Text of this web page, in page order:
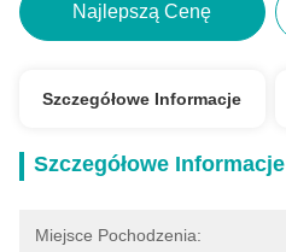
Najlepszą Cenę
Szczegółowe Informacje
Szczegółowe Informacje
Miejsce Pochodzenia: